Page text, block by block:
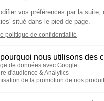
Thorens, aux 2 Alpes, à
location qui suit devrait
DES PLANCHES
MARQUES
Avec Ekosport-Rent, le
des équipements